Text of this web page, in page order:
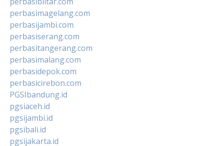
perbasimagelang.com
perbasijambi.com
perbasiserang.com
perbasitangerang.com
perbasimalang.com
perbasidepok.com
perbasicirebon.com
PGSIbandung.id
pgsiaceh.id
pgsijambi.id
pgsibali.id
pgsijakarta.id